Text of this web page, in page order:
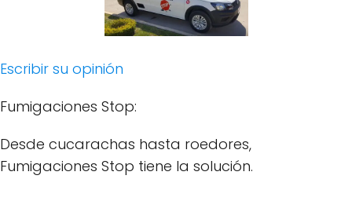
Escribir su opinión
Fumigaciones Stop:
Desde cucarachas hasta roedores,
Fumigaciones Stop tiene la solución.